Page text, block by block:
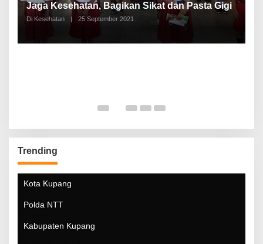
Jaga Kesehatan, Bagikan Sikat dan Pasta Gigi
Di Kesehatan | 25 September 2021
Trending
Kota Kupang
Polda NTT
Kabupaten Kupang